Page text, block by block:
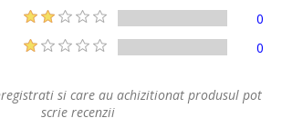
0
0
si care au achizitionat produsul pot
scrie recenzii